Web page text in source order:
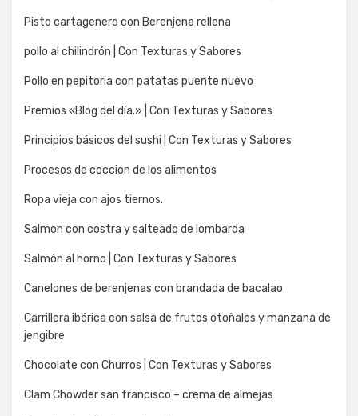
Pisto cartagenero con Berenjena rellena
pollo al chilindrón | Con Texturas y Sabores
Pollo en pepitoria con patatas puente nuevo
Premios «Blog del día.» | Con Texturas y Sabores
Principios básicos del sushi | Con Texturas y Sabores
Procesos de coccion de los alimentos
Ropa vieja con ajos tiernos.
Salmon con costra y salteado de lombarda
Salmón al horno | Con Texturas y Sabores
Canelones de berenjenas con brandada de bacalao
Carrillera ibérica con salsa de frutos otoñales y manzana de
jengibre
Chocolate con Churros | Con Texturas y Sabores
Clam Chowder san francisco – crema de almejas